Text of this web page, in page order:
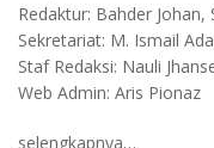
Redaktur: Bahder Johan,
Sekretariat: M. Ismail
Staf Redaksi: Nauli
Web Admin: Aris Pionaz
selengkapnya…